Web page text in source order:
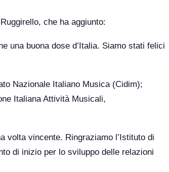
che ha aggiunto:
una buona dose d’Italia. Siamo stati felici
Nazionale Italiano Musica (Cidim);
Italiana Attività Musicali,
volta vincente. Ringraziamo l’Istituto di
di inizio per lo sviluppo delle relazioni